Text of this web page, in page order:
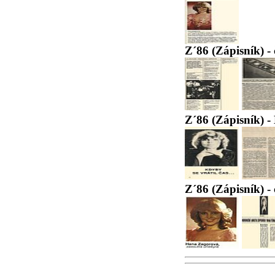
Z´86 (Zápisník) -
Z´86 (Zápisník)
Z´86 (Zápisník) -